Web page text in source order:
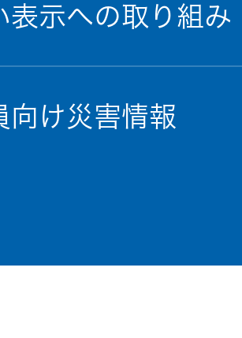
表示への取り組み
向け災害情報